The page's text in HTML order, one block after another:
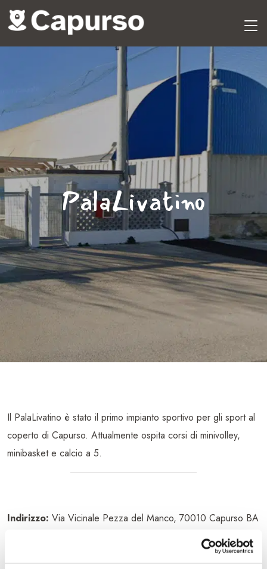
PalaLivatino
Il PalaLivatino è stato il primo impianto sportivo per gli sport al
coperto di Capurso. Attualmente ospita corsi di minivolley,
minibasket e calcio a 5.
Indirizzo: Via Vicinale Pezza del Manco, 70010 Capurso BA